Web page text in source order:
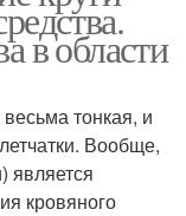
в области
тонкая, и
Вообще,
является
кровяного